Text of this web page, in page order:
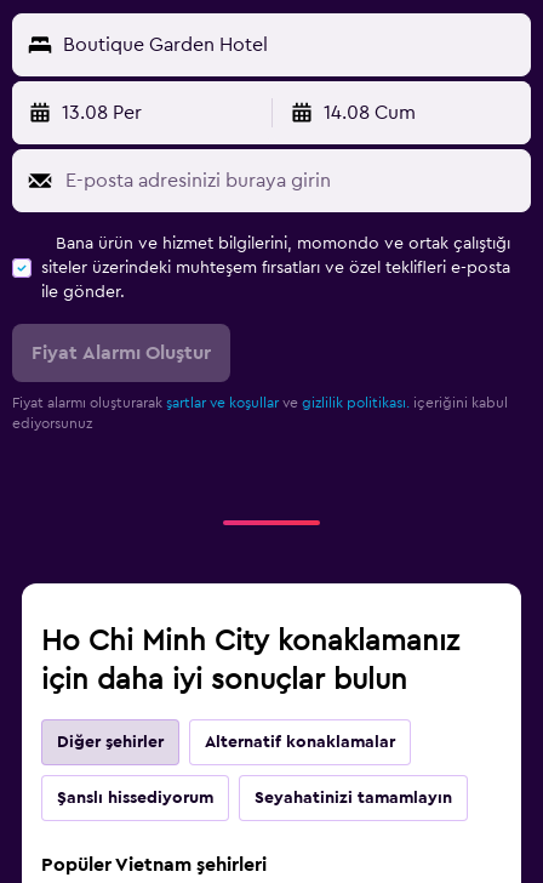
Boutique Garden Hotel
13.08 Per 14.08 Cum
Bana ürün ve hizmet bilgilerini, momondo ve ortak çalıştığı
siteler üzerindeki muhteşem fırsatları ve özel teklifleri e-posta
ile gönder.
Fiyat Alarmı Oluştur
Fiyat alarmı oluşturarak şartlar ve koşullar ve gizlilik politikası.
içeriğini kabul
ediyorsunuz
Ho Chi Minh City konaklamanız
için daha iyi sonuçlar bulun
Diğer şehirler Alternatif konaklamalar
Şanslı hissediyorum Seyahatinizi tamamlayın
Popüler Vietnam şehirleri